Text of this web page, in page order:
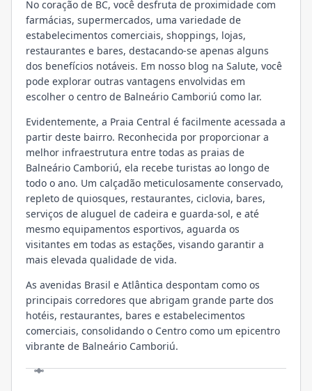
No coração de BC, você desfruta de proximidade com
farmácias, supermercados, uma variedade de
estabelecimentos comerciais, shoppings, lojas,
restaurantes e bares, destacando-se apenas alguns
dos benefícios notáveis. Em nosso blog na Salute, você
pode explorar outras vantagens envolvidas em
escolher o centro de Balneário Camboriú como lar.
Evidentemente, a Praia Central é facilmente acessada a
partir deste bairro. Reconhecida por proporcionar a
melhor infraestrutura entre todas as praias de
Balneário Camboriú, ela recebe turistas ao longo de
todo o ano. Um calçadão meticulosamente conservado,
repleto de quiosques, restaurantes, ciclovia, bares,
serviços de aluguel de cadeira e guarda-sol, e até
mesmo equipamentos esportivos, aguarda os
visitantes em todas as estações, visando garantir a
mais elevada qualidade de vida.
As avenidas Brasil e Atlântica despontam como os
principais corredores que abrigam grande parte dos
hotéis, restaurantes, bares e estabelecimentos
comerciais, consolidando o Centro como um epicentro
vibrante de Balneário Camboriú.